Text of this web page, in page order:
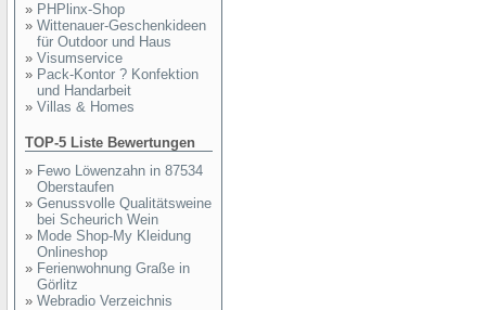
» PHPlinx-Shop
» Wittenauer-Geschenkideen
für Outdoor und Haus
» Visumservice
» Pack-Kontor ? Konfektion
und Handarbeit
» Villas & Homes
TOP-5 Liste Bewertungen
» Fewo Löwenzahn in 87534
Oberstaufen
» Genussvolle Qualitätsweine
bei Scheurich Wein
» Mode Shop-My Kleidung
Onlineshop
» Ferienwohnung Graße in
Görlitz
» Webradio Verzeichnis